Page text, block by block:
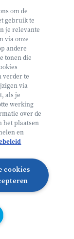
€ 160
Helan: €128
Inschrijven
om de
gebruik te
je relevante
via onze
andere
tonen die
verder te
via
als je
werking
over de
het plaatsen
en
cookies